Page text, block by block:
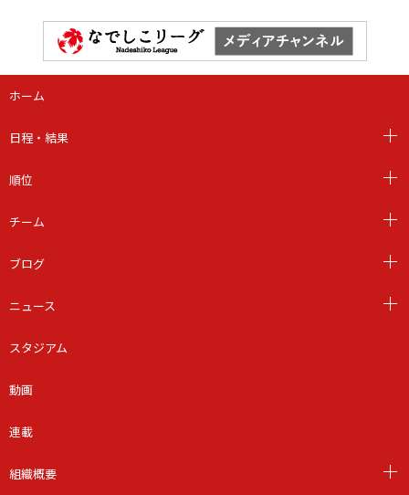
ホーム
日程・結果
順位
チーム
ブログ
ニュース
スタジアム
動画
連載
組織概要